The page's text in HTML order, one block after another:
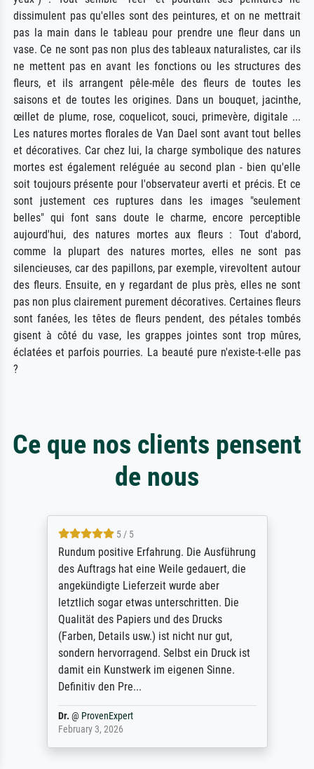
dissimulent pas qu'elles sont des peintures, et on ne mettrait
pas la main dans le tableau pour prendre une fleur dans un
vase. Ce ne sont pas non plus des tableaux naturalistes, car ils
ne mettent pas en avant les fonctions ou les structures des
fleurs, et ils arrangent pêle-mêle des fleurs de toutes les
saisons et de toutes les origines. Dans un bouquet, jacinthe,
œillet de plume, rose, coquelicot, souci, primevère, digitale ...
Les natures mortes florales de Van Dael sont avant tout belles
et décoratives. Car chez lui, la charge symbolique des natures
mortes est également reléguée au second plan - bien qu'elle
soit toujours présente pour l'observateur averti et précis. Et ce
sont justement ces ruptures dans les images "seulement
belles" qui font sans doute le charme, encore perceptible
aujourd'hui, des natures mortes aux fleurs : Tout d'abord,
comme la plupart des natures mortes, elles ne sont pas
silencieuses, car des papillons, par exemple, virevoltent autour
des fleurs. Ensuite, en y regardant de plus près, elles ne sont
pas non plus clairement purement décoratives. Certaines fleurs
sont fanées, les têtes de fleurs pendent, des pétales tombés
gisent à côté du vase, les grappes jointes sont trop mûres,
éclatées et parfois pourries. La beauté pure n'existe-t-elle pas
?
Ce que nos clients pensent
de nous
5 / 5
Rundum positive Erfahrung. Die Ausführung
des Auftrags hat eine Weile gedauert, die
angekündigte Lieferzeit wurde aber
letztlich sogar etwas unterschritten. Die
Qualität des Papiers und des Drucks
(Farben, Details usw.) ist nicht nur gut,
sondern hervorragend. Selbst ein Druck ist
damit ein Kunstwerk im eigenen Sinne.
Definitiv den Pre...
Dr. @ ProvenExpert
February 3, 2026